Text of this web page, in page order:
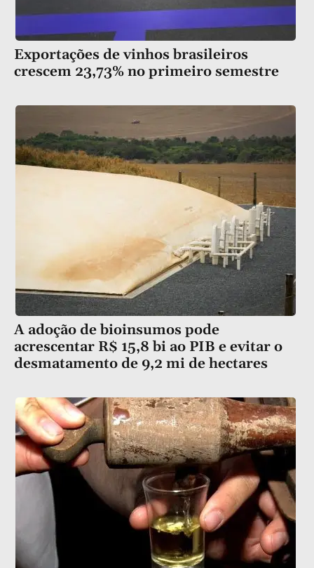
Exportações de vinhos brasileiros
crescem 23,73% no primeiro semestre
A adoção de bioinsumos pode
acrescentar R$ 15,8 bi ao PIB e evitar o
desmatamento de 9,2 mi de hectares